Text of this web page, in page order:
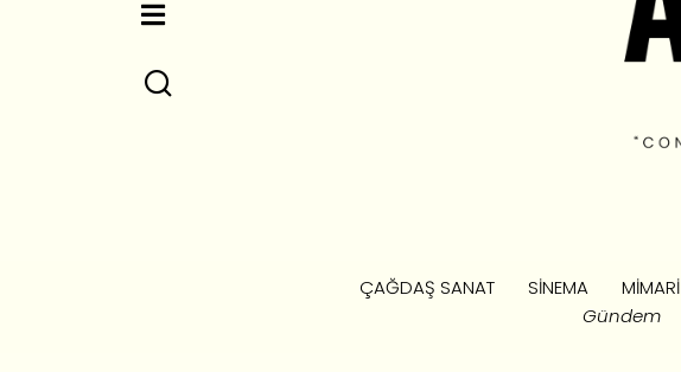
ÇAĞDAŞ SANAT SINEMA MIMARI
Gündem